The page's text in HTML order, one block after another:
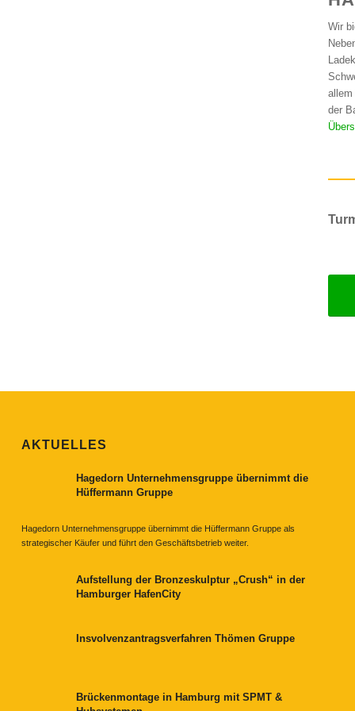
Wir
der
AKTUELLES
Hagedorn Unternehmensgruppe übernimmt die
Hüffermann Gruppe
Hagedorn Unternehmensgruppe übernimmt die Hüffermann Gruppe als
strategischer Käufer und führt den Geschäftsbetrieb weiter.
Aufstellung der Bronzeskulptur „Crush“ in der
Hamburger HafenCity
Insvolvenzantragsverfahren Thömen Gruppe
Brückenmontage in Hamburg mit SPMT &